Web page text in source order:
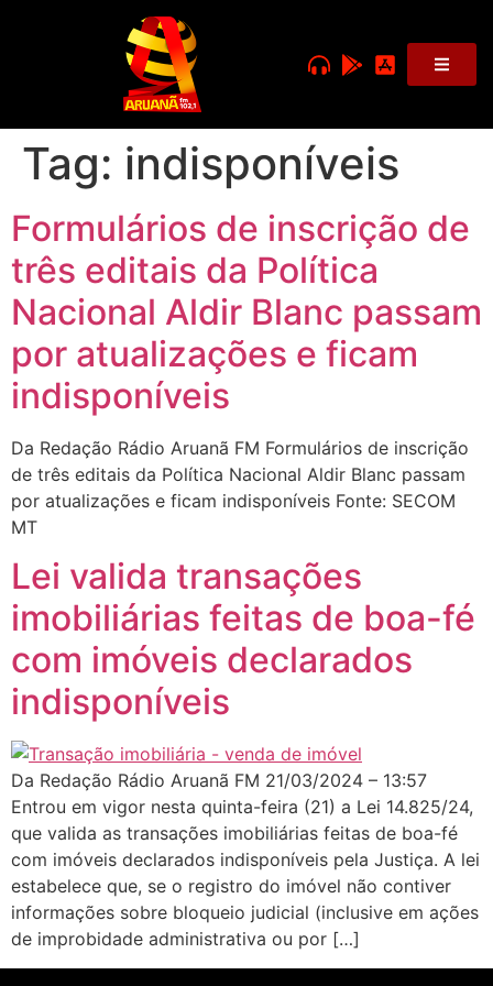
Tag: indisponíveis
Formulários de inscrição de
três editais da Política
Nacional Aldir Blanc passam
por atualizações e ficam
indisponíveis
Da Redação Rádio Aruanã FM Formulários de inscrição
de três editais da Política Nacional Aldir Blanc passam
por atualizações e ficam indisponíveis Fonte: SECOM
MT
Lei valida transações
imobiliárias feitas de boa-fé
com imóveis declarados
indisponíveis
Da Redação Rádio Aruanã FM 21/03/2024 – 13:57
Entrou em vigor nesta quinta-feira (21) a Lei 14.825/24,
que valida as transações imobiliárias feitas de boa-fé
com imóveis declarados indisponíveis pela Justiça. A lei
estabelece que, se o registro do imóvel não contiver
informações sobre bloqueio judicial (inclusive em ações
de improbidade administrativa ou por […]